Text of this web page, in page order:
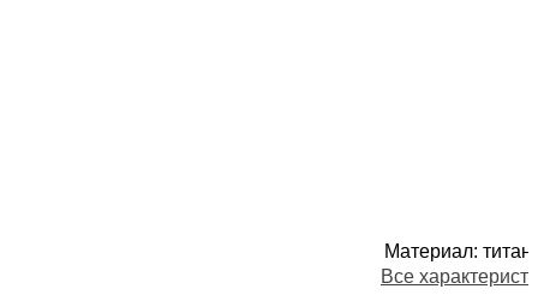
Материал: титан
Все